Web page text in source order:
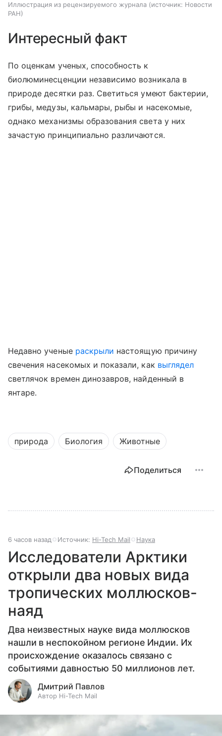
Иллюстрация из рецензируемого журнала источник: Новости
РАН
Интересный факт
По оценкам ученых, способность к
биолюминесценции независимо возникала в
природе десятки раз. Светиться умеют бактерии,
грибы, медузы, кальмары, рыбы и насекомые,
однако механизмы образования света у них
зачастую принципиально различаются.
Недавно ученые раскрыли настоящую причину
свечения насекомых и показали, как выглядел
светлячок времен динозавров, найденный в
янтаре.
природа Биология Животные
Поделиться
6 часов назад Источник: Hi-Tech Mail Наука
Исследователи Арктики
открыли два новых вида
тропических моллюсков-
наяд
Два неизвестных науке вида моллюсков
нашли в неспокойном регионе Индии. Их
происхождение оказалось связано с
событиями давностью 50 миллионов лет.
Дмитрий Павлов
Автор Hi-Tech Mail